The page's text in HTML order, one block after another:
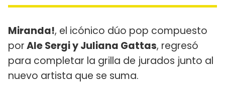
Miranda!, el icónico dúo pop compuesto
porAle Sergi y Juliana Gattas, regresó
para completar la grilla de jurados junto al
nuevo artista que se suma.